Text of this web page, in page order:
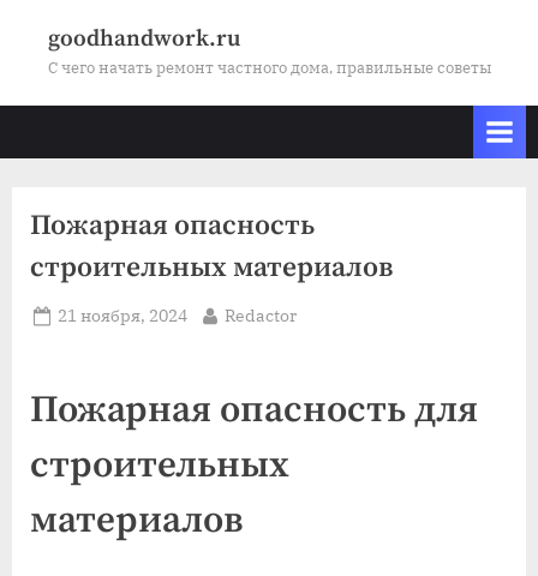
goodhandwork.ru
С чего начать ремонт частного дома, правильные советы
Пожарная опасность
строительных материалов
Posted
21 ноября, 2024 By
Redactor
Пожарная опасность для
строительных
материалов